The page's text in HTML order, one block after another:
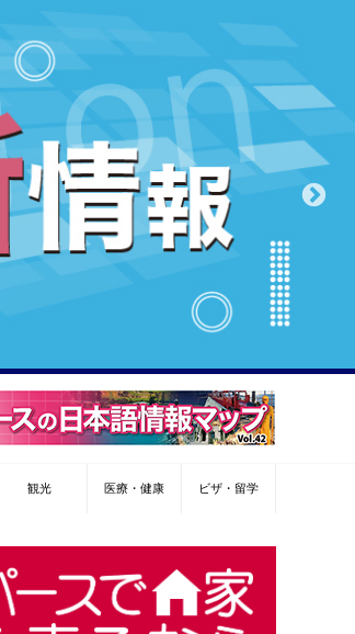
観光 医療・健康 ビザ・留学